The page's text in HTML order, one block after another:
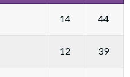
14 44
12 39